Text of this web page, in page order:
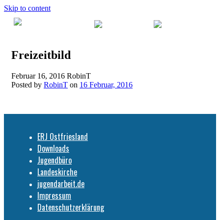
Skip to content
Neuigkeiten
Fortbildungen und
Freizeiten
Downloads
Freizeitbild
Februar 16, 2016 RobinT
Posted by RobinT on 16 Februar, 2016
ERJ Ostfriesland
Downloads
Jugendbüro
Landeskirche
jugendarbeit.de
Impressum
Datenschutzerklärung